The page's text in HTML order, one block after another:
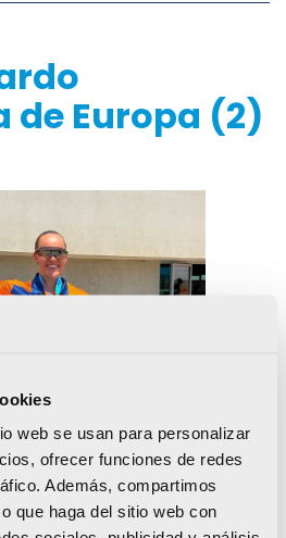
web se usan para personalizar
ofrecer funciones de redes
Además, compartimos
que haga del sitio web con
de Europa (2)